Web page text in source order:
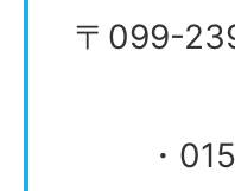
〒099-
・